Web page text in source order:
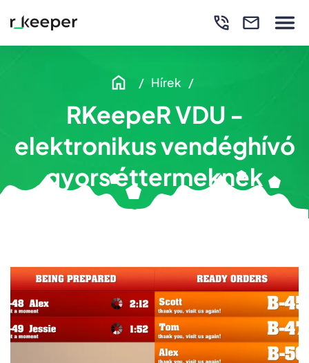
Hírek
RKeepeR VDU -
elektronikus vendéghívó
gyors éttermeknek